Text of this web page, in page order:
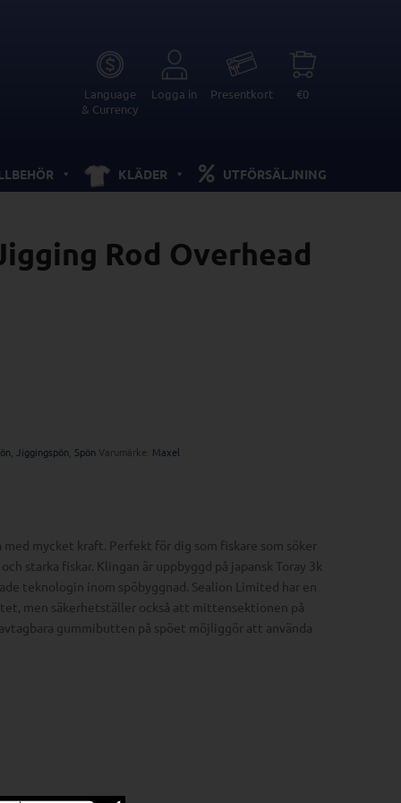
Language
& Currency
Logga in Presentkort €0
KLÄDER UTFÖRSÄLJNING
Rod Overhead
Jiggingspön Spön Varumärke: Maxel
mycket kraft. Perfekt för dig som fiskare som söker
starka fiskar. Klingan är uppbyggd på japansk Toray 3k
teknologin inom spöbyggnad. Sealion Limited har en
men säkerhetställer också att mittensektionen på
gummibutten på spöet möjliggör att använda